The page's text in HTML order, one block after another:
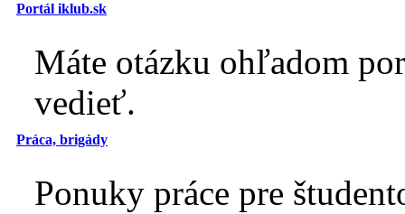
Portál iklub.sk
Máte otázku ohľadom
vedieť.
Práca, brigády
Ponuky práce pre